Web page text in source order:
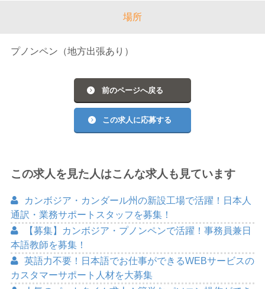
場所
プノンペン（地方出張あり）
前のページへ戻る
この求人に応募する
この求人を見た人はこんな求人も見ています
カンボジア・カンダール州の新設工場で活躍！日本人
通訳・業務サポートスタッフを募集！
【募集】カンボジア・プノンペンで活躍！事務員兼日
本語教師を募集！
英語力不要！日本語でお仕事ができるWEBサービスの
カスタマーサポート人材を大募集